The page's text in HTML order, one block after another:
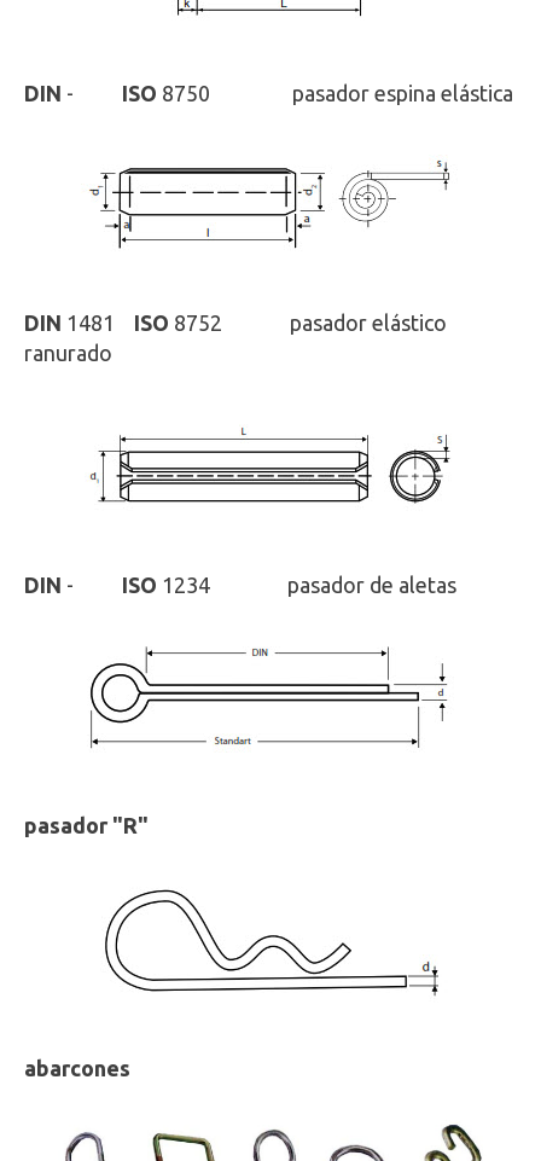
DIN - ISO 8750 pasador espina elástica
DIN 1481 ISO 8752 pasador elástico
ranurado
DIN - ISO 1234 pasador de aletas
pasador "R"
abarcones